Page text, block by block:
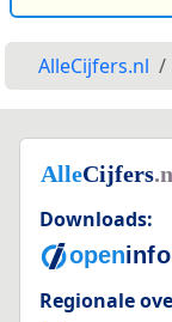
AlleCijfers.nl
Downloads:
Regionale